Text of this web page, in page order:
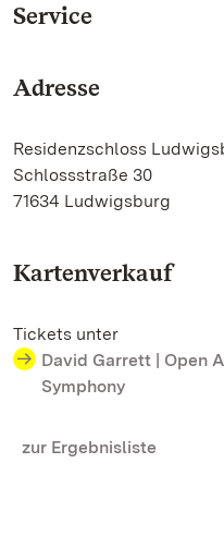
Service
Adresse
Residenzschloss
Schlossstraße 30
71634 Ludwigsburg
Kartenverkauf
Tickets unter
David Garrett | Open
Symphony
zur Ergebnisliste